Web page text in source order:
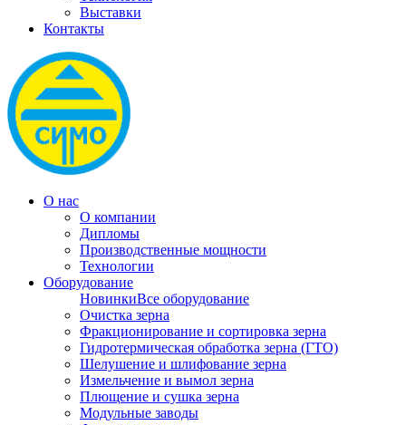
Выставки
Контакты
О нас
О компании
Дипломы
Производственные мощности
Технологии
Оборудование
НовинкиВсе оборудование
Очистка зерна
Фракционирование и сортировка зерна
Гидротермическая обработка зерна (ГТО)
Шелушение и шлифование зерна
Измельчение и вымол зерна
Плющение и сушка зерна
Модульные заводы